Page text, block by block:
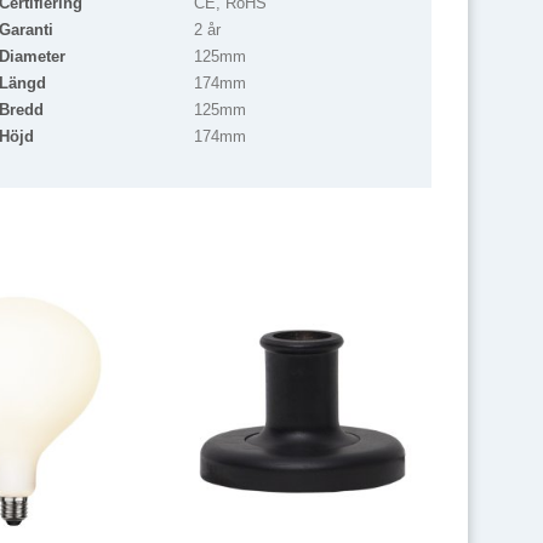
Garanti
2 år
Diameter
125mm
Längd
174mm
Bredd
125mm
Höjd
174mm